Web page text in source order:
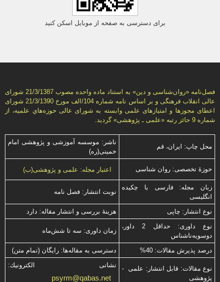
برای دسترسی به صفحه از موبایل اسکن کنید
فصل‌نامه «روان‌شناسی و دين» به استناد ماده واحده مصوب 21/3/1387 شورای
عالی انقلاب فرهنگی و بر اساس نامه شماره 104/الف مورخ 21/3/1390 شورای
اعطای مجوزها و امتيازهای علمی وابسته به شورای عالی حوزه‌هاي علميه، از
شماره 9 حائز رتبه «علمی ـ پژوهشی» گرديد.
محل چاپ: ایران، قم
ناشر: موسسه آموزشی و پژوهشی امام
خمینی(ره)
حوزۀ تخصصی: روان شناسی اعتبار مجله: علمی و پژوهشی(ب)
زبان مجله: فارسی با چكیده
انگلیسی
نوبت انتشار: فصل نامه
نوع انتشار: چاپی
هزینۀ بررسی و انتشار مقاله: دارد
نوع داوری: حداقل 2 داور،
دوسویه‌ناشناس
زمان داوری: سه تا شش‌ماه
درصد پذیرش مقالات: 40% دسترسی به مقاله‌ها: رایگان (تمام متن)
نوع مقالات: قابل انتشار: علمی -
پژوهشی
نشانی الكترونیك:
psyrm@qabas.net